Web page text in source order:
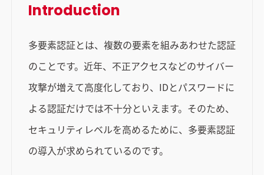
Introduction
多要素認証とは、複数の要素を組みあわせた認証
のことです。近年、不正アクセスなどのサイバー
攻撃が増えて高度化しており、IDとパスワードに
よる認証だけでは不十分といえます。そのため、
セキュリティレベルを高めるために、多要素認証
の導入が求められているのです。